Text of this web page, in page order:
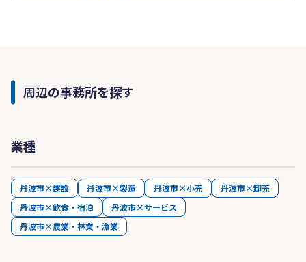
周辺の事務所を探す
業種
丹波市×建設 丹波市×製造 丹波市×小売
丹波市×卸売
丹波市×飲食・宿泊
丹波市×サービス
丹波市×農業・林業・漁業